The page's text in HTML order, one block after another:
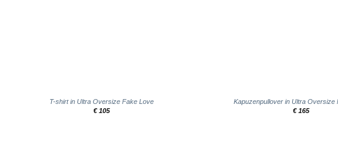
T-shirt in Ultra Oversize Fake Love
€105
Kapuzenpullover in Ultra Oversize
€165